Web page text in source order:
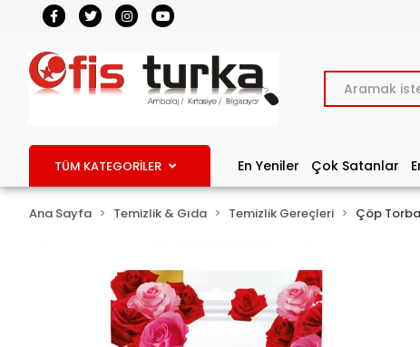
TÜM KATEGORİLER En Yeniler Çok Satanlar
Ana Sayfa Temizlik & Gıda Temizlik Gereçleri Çöp